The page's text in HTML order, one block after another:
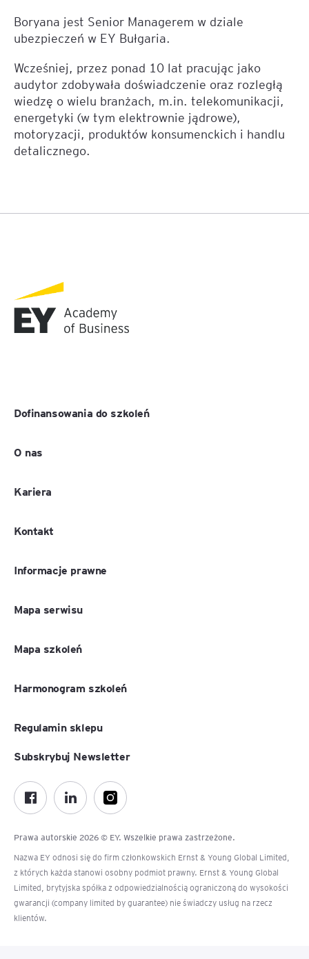
Boryana jest Senior Managerem w dziale
ubezpieczeń w EY Bułgaria.
Wcześniej, przez ponad 10 lat pracując jako
audytor zdobywała doświadczenie oraz rozległą
wiedzę o wielu branżach, m.in. telekomunikacji,
energetyki (w tym elektrownie jądrowe),
motoryzacji, produktów konsumenckich i handlu
detalicznego.
Dofinansowania do szkoleń
O nas
Kariera
Kontakt
Informacje prawne
Mapa serwisu
Mapa szkoleń
Harmonogram szkoleń
Regulamin sklepu
Prawa autorskie 2026 © EY. Wszelkie prawa zastrzeżone.
Nazwa EY odnosi się do firm członkowskich Ernst & Young Global Limited,
z których każda stanowi osobny podmiot prawny. Ernst & Young Global
Limited, brytyjska spółka z odpowiedzialnością ograniczoną do wysokości
gwarancji (company limited by guarantee) nie świadczy usług na rzecz
klientów.
Subskrybuj Newsletter